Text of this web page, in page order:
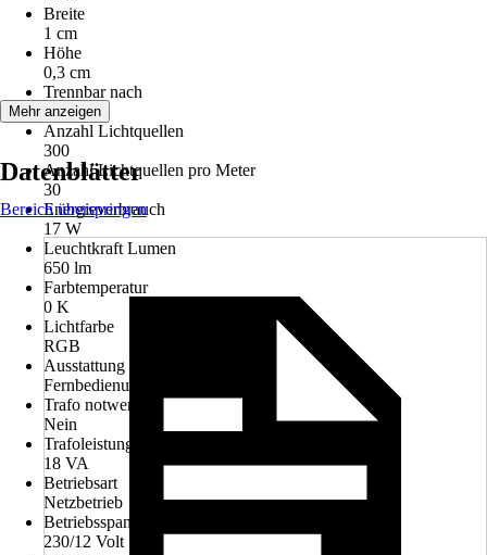
Breite
1 cm
Höhe
0,3 cm
Trennbar nach
20 cm
Anzahl Lichtquellen
300
Anzahl Lichtquellen pro Meter
30
Energieverbrauch
17 W
Leuchtkraft Lumen
650 lm
Farbtemperatur
0 K
Lichtfarbe
RGB
Ausstattung
Fernbedienung, Farbwechsler
Trafo notwendig
Nein
Trafoleistung
18 VA
Betriebsart
Netzbetrieb
Betriebsspannung
230/12 Volt
Mehr anzeigen
Datenblätter
Bereich überspringen